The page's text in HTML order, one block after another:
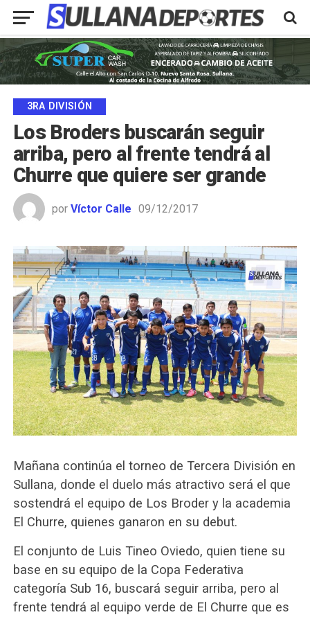
3RA DIVISIÓN
Los Broders buscarán seguir
arriba, pero al frente tendrá al
Churre que quiere ser grande
por Víctor Calle 09/12/2017
Mañana continúa el torneo de Tercera División en
Sullana, donde el duelo más atractivo será el que
sostendrá el equipo de Los Broder y la academia
El Churre, quienes ganaron en su debut.
El conjunto de Luis Tineo Oviedo, quien tiene su
base en su equipo de la Copa Federativa
categoría Sub 16, buscará seguir arriba, pero al
frente tendrá al equipo verde de El Churre que es